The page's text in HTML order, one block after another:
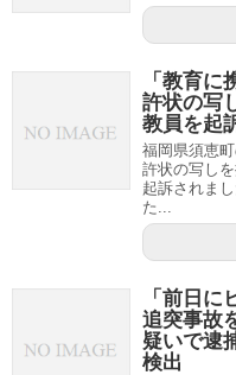
「教育
許状の写
教員を起
福岡県須恵
許状の写し
起訴されま
た...
「前日に
追突事故
疑いで逮
検出